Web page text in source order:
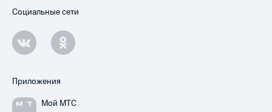
Социальные сети
Приложения
Мой МТС